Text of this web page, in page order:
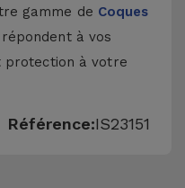
gamme de Coques
répondent à vos
protection à votre
Référence:IS23151